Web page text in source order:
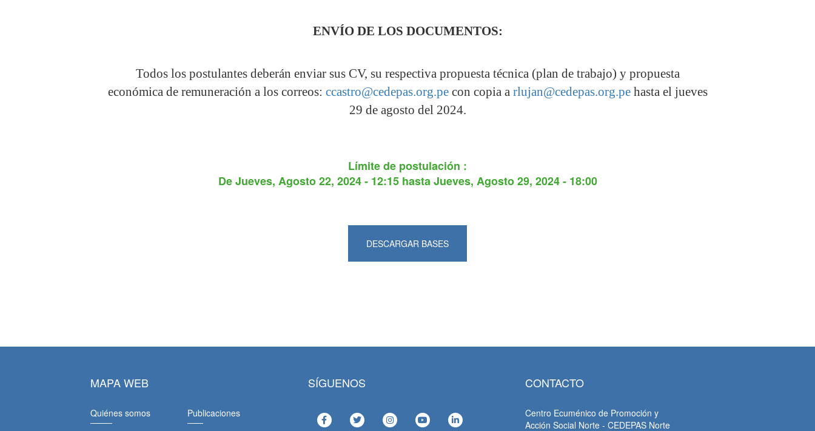
ENVÍO DE LOS DOCUMENTOS:
Todos los postulantes deberán enviar sus CV, su respectiva propuesta técnica (plan de trabajo) y propuesta
económica de remuneración a los correos: ccastro@cedepas.org.pecon copia a rlujan@cedepas.org.pehasta el jueves
29 de agosto del 2024.
Límite de postulación :
DeJueves, Agosto 22, 2024 - 12:15hastaJueves, Agosto 29, 2024 - 18:00
DESCARGAR BASES
MAPA WEB
Quiénes somos
Publicaciones
SÍGUENOS CONTACTO
Centro Ecuménico de Promoción y
Acción Social Norte - CEDEPAS Norte